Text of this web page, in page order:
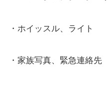
・ホイッスル、ライト
・家族写真、緊急連絡先